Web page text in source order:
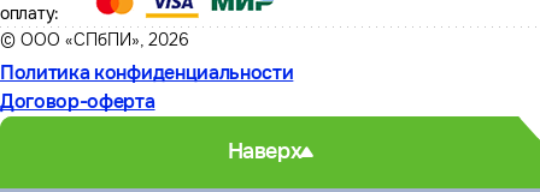
© ООО «СПбПИ», 2026
Политика конфиденциальности
Договор-оферта
оплату:
Наверх